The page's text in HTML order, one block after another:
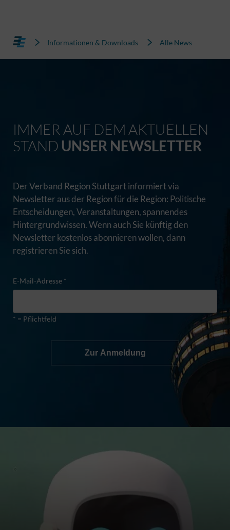
Informationen & Downloads Alle News
IMMER AUF DEM AKTUELLEN
STAND UNSER NEWSLETTER
Der Verband Region Stuttgart informiert via
Newsletter aus der Region für die Region: Politische
Entscheidungen, Veranstaltungen, spannendes
Hintergrundwissen. Wenn auch Sie künftig den
Newsletter kostenlos abonnieren wollen, dann
registrieren Sie sich.
E-Mail-Adresse *
* = Pflichtfeld
Zur Anmeldung